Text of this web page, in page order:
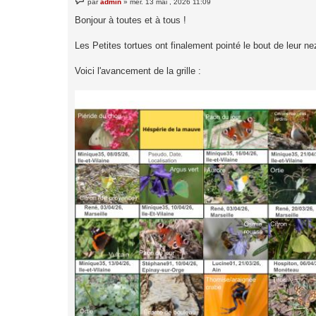
e
s
e
paradmin »mer. 13 mai , 2026 11:09
Bonjour à toutes et à tous !
Les Petites tortues ont finalement pointé le bout de leur
Voici l'avancement de la grille :